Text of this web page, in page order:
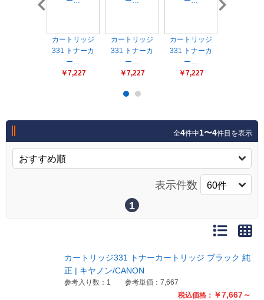
メーカーカタログ一覧
試着サンプル無料貸し出し
ログアウト
処分品
販売価格(税抜き)で絞る
円から
カートリッジ
331 トナーカ
ー…
￥7,227
カートリッジ
331 トナーカ
ー…
￥7,227
カートリッジ
331 トナーカ
ー…
￥7,227
全4件中1〜4件目を表示
表示件数
1
税込価格： ￥7,667～
カートリッジ331 トナーカートリッジ ブラック 純
正 | キヤノン/CANON
参考入り数：1 参考単価：7,667